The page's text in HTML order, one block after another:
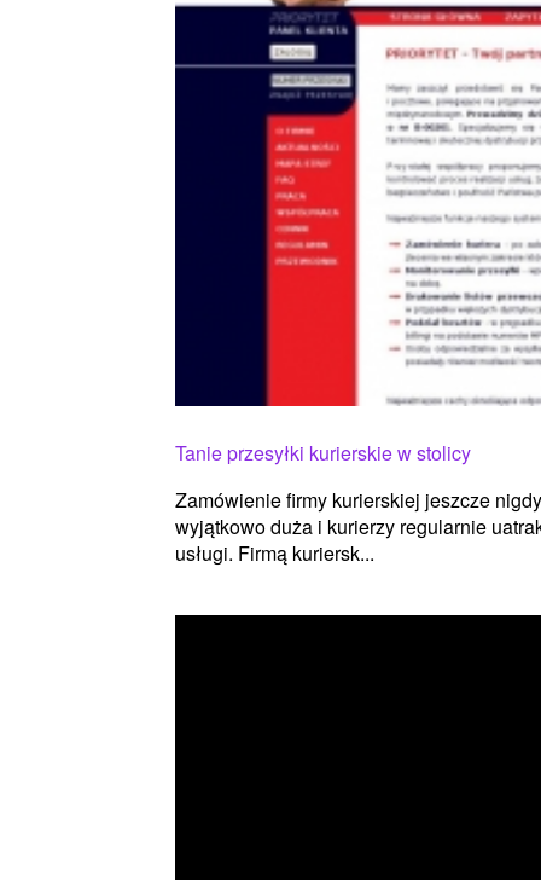
Tanie przesyłki kurierskie w stolicy
Zamówienie firmy kurierskiej jeszcze
wyjątkowo duża i kurierzy regularnie
usługi. Firmą kuriersk...